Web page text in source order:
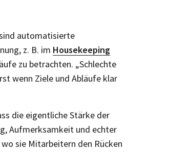
automatisierte
z. B. im Housekeeping
zu betrachten. „Schlechte
wenn Ziele und Abläufe klar
die eigentliche Stärke der
Aufmerksamkeit und echter
sie Mitarbeitern den Rücken